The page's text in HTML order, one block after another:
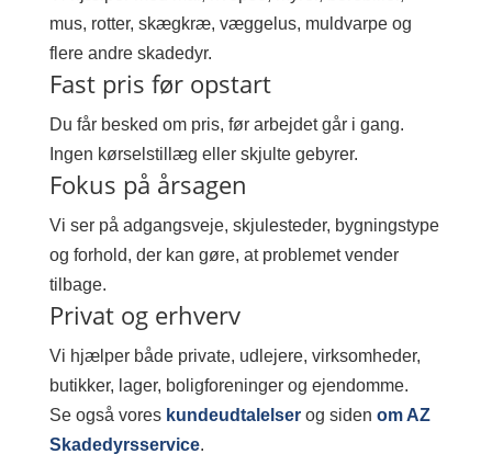
mus, rotter, skægkræ, væggelus, muldvarpe og
flere andre skadedyr.
Fast pris før opstart
Du får besked om pris, før arbejdet går i gang.
Ingen kørselstillæg eller skjulte gebyrer.
Fokus på årsagen
Vi ser på adgangsveje, skjulesteder, bygningstype
og forhold, der kan gøre, at problemet vender
tilbage.
Privat og erhverv
Vi hjælper både private, udlejere, virksomheder,
butikker, lager, boligforeninger og ejendomme.
Se også vores kundeudtalelserog siden om AZ
Skadedyrsservice.